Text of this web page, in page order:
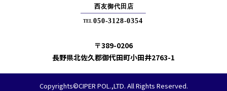
〒389-0206
長野県北佐久郡御代田町小田井2763-1
Copyrights©CIPER POL.,LTD. All Rights Reserved.